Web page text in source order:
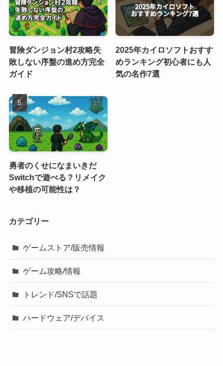
冒険ダンジョン村2攻略失
敗しない序盤の進め方完全
ガイド
2025年カイロソフトおすす
めランキング初心者にも人
気の名作7選
勇者のくせになまいきだ
Switchで遊べる？リメイク
や移植の可能性は？
カテゴリー
ゲームストア/販売情報
ゲーム攻略/情報
トレンド/SNSで話題
ハードウェア/デバイス